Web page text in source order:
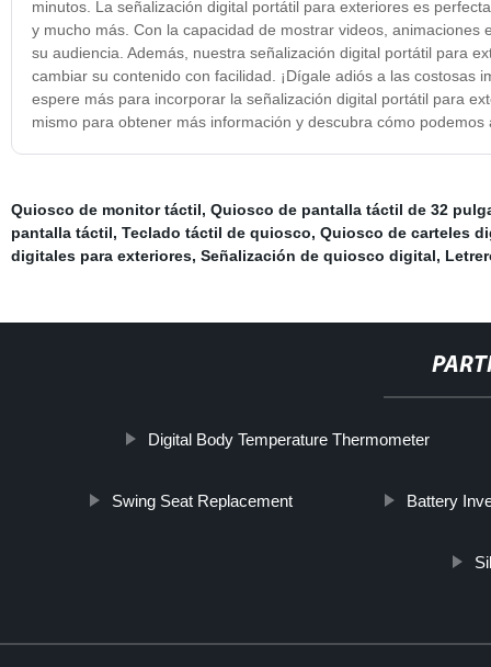
minutos. La señalización digital portátil para exteriores es
y mucho más. Con la capacidad de mostrar videos,
su audiencia. Además, nuestra señalización digital portátil para
cambiar su contenido con facilidad. ¡Dígale adiós a las costosas
espere más para incorporar la señalización digital portátil para
mismo para obtener más información y descubra cómo
Quiosco de monitor táctil, Quiosco de pantalla táctil de 32
pantalla táctil, Teclado táctil de quiosco, Quiosco de carteles
digitales para exteriores, Señalización de quiosco digital,
Digital Body Temperature Thermometer
Swing Seat Replacement Battery